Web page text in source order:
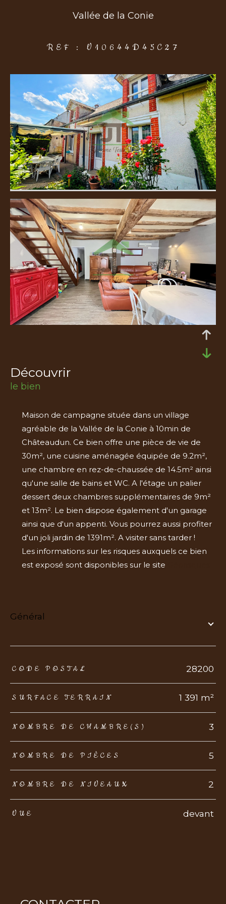
Vallée de la Conie
REF : V10644D45C27
découvrir
le bien
Maison de campagne située dans un village
agréable de la Vallée de la Conie à 10min de
Châteaudun. Ce bien offre une pièce de vie de
30m², une cuisine aménagée équipée de 9.2m²,
une chambre en rez-de-chaussée de 14.5m² ainsi
qu'une salle de bains et WC. A l'étage un palier
dessert deux chambres supplémentaires de 9m²
et 13m². Le bien dispose également d'un garage
ainsi que d'un appenti. Vous pourrez aussi profiter
d'un joli jardin de 1391m². A visiter sans tarder !
Les informations sur les risques auxquels ce bien
est exposé sont disponibles sur le site
général
TRAD_ZEPHYR_Caracteristique TRAD_ZEPHYR_Valeurs
CODE POSTAL 28200
SURFACE TERRAIN 1 391 m²
NOMBRE DE CHAMBRE(S) 3
NOMBRE DE PIÈCES 5
NOMBRE DE NIVEAUX 2
VUE devant